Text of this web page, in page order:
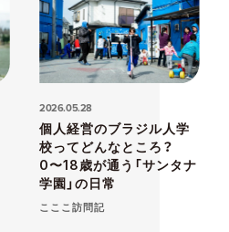
2026.05.28
個人経営のブラジル人学
校ってどんなところ？
0〜18歳が通う「サンタナ
学園」の日常
こここ訪問記